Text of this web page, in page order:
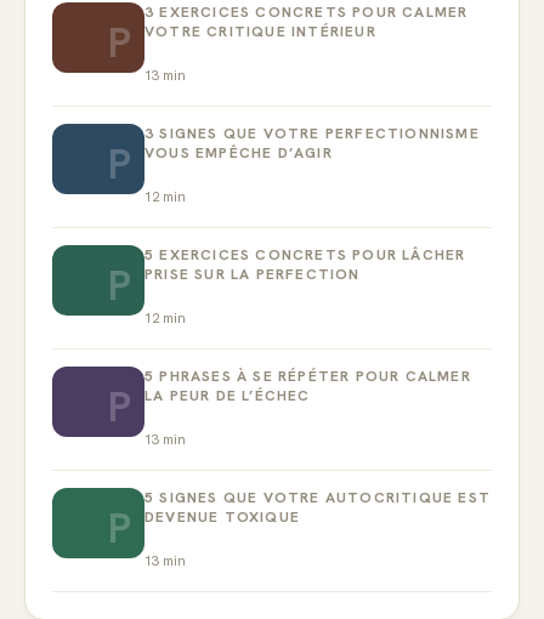
P
3 EXERCICES CONCRETS POUR CALMER
VOTRE CRITIQUE INTÉRIEUR
13 min
P
3 SIGNES QUE VOTRE PERFECTIONNISME
VOUS EMPÊCHE D’AGIR
12 min
P
5 EXERCICES CONCRETS POUR LÂCHER
PRISE SUR LA PERFECTION
12 min
P
5 PHRASES À SE RÉPÉTER POUR CALMER
LA PEUR DE L’ÉCHEC
13 min
P
5 SIGNES QUE VOTRE AUTOCRITIQUE EST
DEVENUE TOXIQUE
13 min